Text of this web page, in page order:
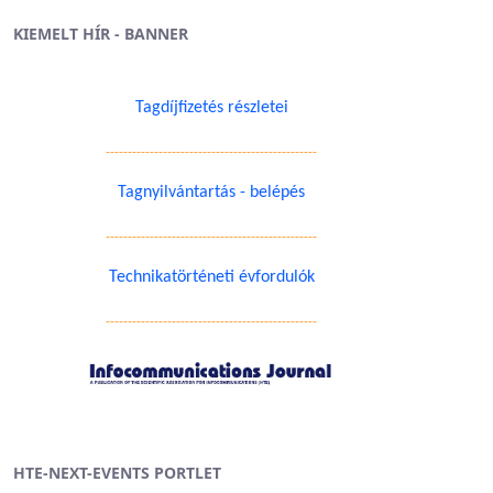
a TAB billentyűvel.
KIEMELT HÍR - BANNER
Tagdíjfizetés részletei
------------------------------------------------
Tagnyilvántartás - belépés
------------------------------------------------
Technikatörténeti évfordulók
------------------------------------------------
HTE-NEXT-EVENTS PORTLET